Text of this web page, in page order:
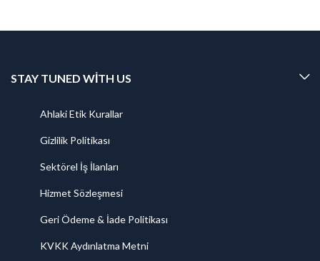
STAY TUNED WITH US
Ahlaki Etik Kurallar
Gizlilik Politikası
Sektörel İş İlanları
Hizmet Sözleşmesi
Geri Ödeme & İade Politikası
KVKK Aydınlatma Metni